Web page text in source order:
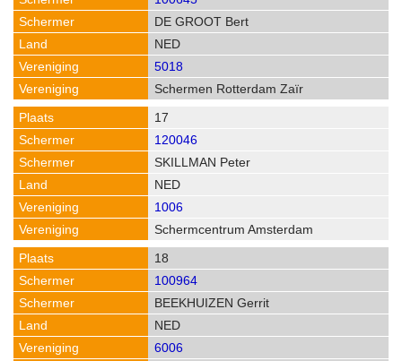
DE GROOT Bert
NED
5018
Schermen Rotterdam Zaïr
17
120046
SKILLMAN Peter
NED
1006
Schermcentrum Amsterdam
18
100964
BEEKHUIZEN Gerrit
NED
6006